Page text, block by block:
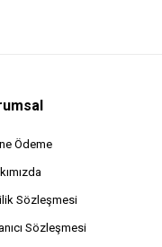
Ödeme
Sözleşmesi
Sözleşmesi